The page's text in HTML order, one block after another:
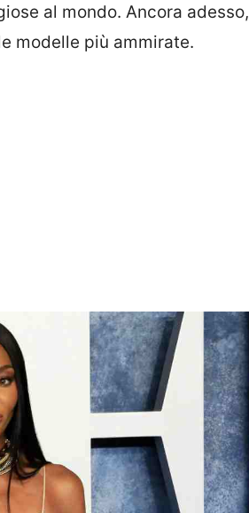
al mondo. Ancora adesso,
modelle più ammirate.